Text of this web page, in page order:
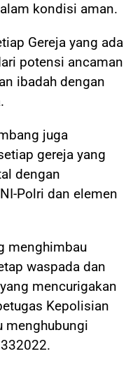
kondisi aman.
Gereja yang ada
potensi ancaman
ibadah dengan
juga
gereja yang
dengan
Polri dan elemen
menghimbau
waspada dan
mencurigakan
Kepolisian
menghubungi